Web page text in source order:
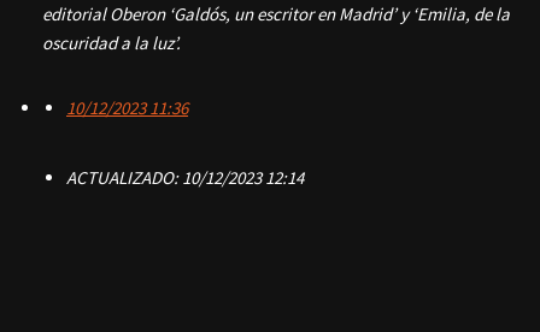
editorial Oberon ‘Galdós, un escritor en Madrid’ y ‘Emilia, de la
oscuridad a la luz’.
10/12/2023 11:36
ACTUALIZADO:10/12/2023 12:14